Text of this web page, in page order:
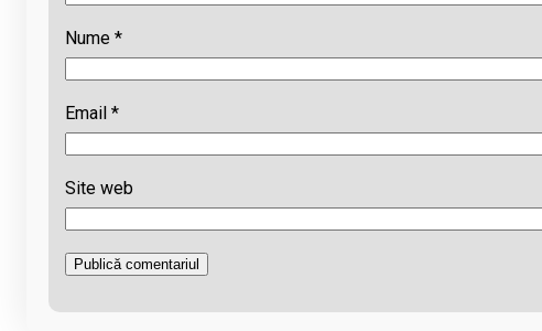
Nume *
Email *
Site web